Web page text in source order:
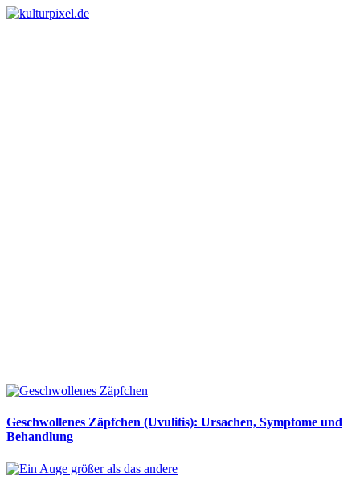
Geschwollenes Zäpfchen (Uvulitis): Ursachen, Symptome und
Behandlung